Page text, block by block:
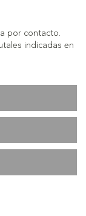
por contacto.
indicadas en